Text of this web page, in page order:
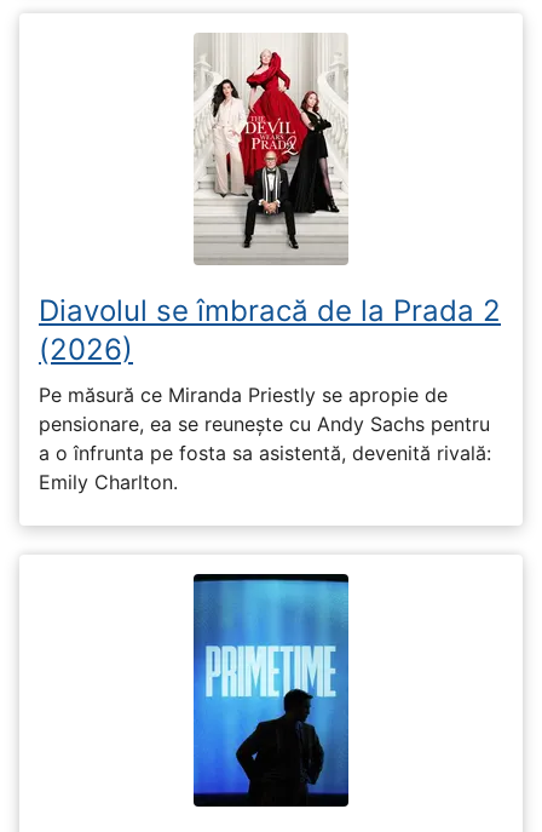
Diavolul se îmbracă de la Prada 2
(2026)
Pe măsură ce Miranda Priestly se apropie de
pensionare, ea se reunește cu Andy Sachs pentru
a o înfrunta pe fosta sa asistentă, devenită rivală:
Emily Charlton.